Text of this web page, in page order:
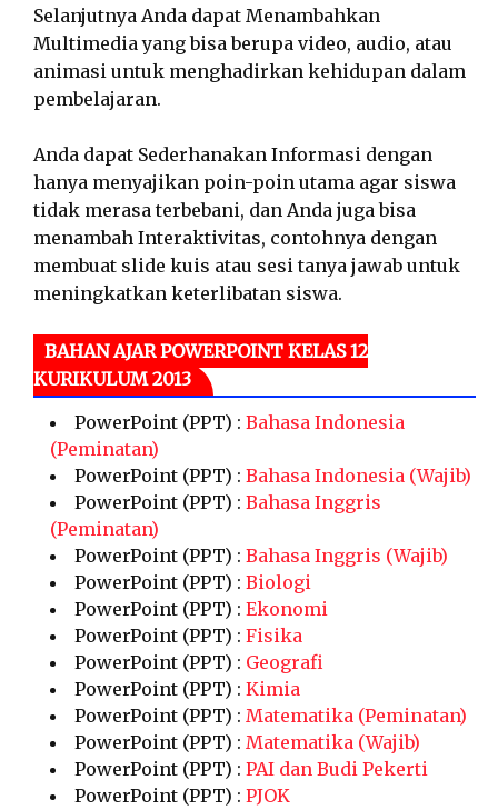
Selanjutnya Anda dapat Menambahkan
Multimedia yang bisa berupa video, audio, atau
animasi untuk menghadirkan kehidupan dalam
pembelajaran.
Anda dapat Sederhanakan Informasi dengan
hanya menyajikan poin-poin utama agar siswa
tidak merasa terbebani, dan Anda juga bisa
menambah Interaktivitas, contohnya dengan
membuat slide kuis atau sesi tanya jawab untuk
meningkatkan keterlibatan siswa.
BAHAN AJAR POWERPOINT KELAS 12
KURIKULUM 2013
PowerPoint (PPT) : Bahasa Indonesia
(Peminatan)
PowerPoint (PPT) : Bahasa Indonesia (Wajib)
PowerPoint (PPT) : Bahasa Inggris
(Peminatan)
PowerPoint (PPT) : Bahasa Inggris (Wajib)
PowerPoint (PPT) : Biologi
PowerPoint (PPT) : Ekonomi
PowerPoint (PPT) : Fisika
PowerPoint (PPT) : Geografi
PowerPoint (PPT) : Kimia
PowerPoint (PPT) : Matematika (Peminatan)
PowerPoint (PPT) : Matematika (Wajib)
PowerPoint (PPT) : PAI dan Budi Pekerti
PowerPoint (PPT) : PJOK